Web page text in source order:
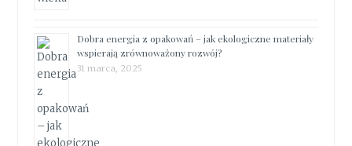
Dobra energia z opakowań – jak ekologiczne materiały
wspierają zrównoważony rozwój?
31 marca, 2025